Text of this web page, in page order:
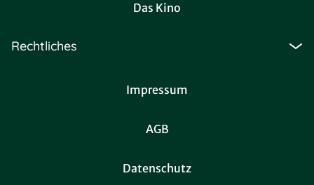
Das Kino
Rechtliches
Impressum
AGB
Datenschutz